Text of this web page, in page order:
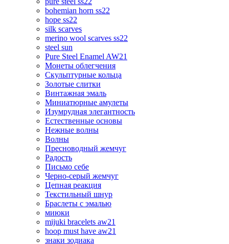
bohemian horn ss22
hope ss22
silk scarves
merino wool scarves ss22
steel sun
Pure Steel Enamel AW21
Монеты облегчения
Скульптурные кольца
Золотые слитки
Винтажная эмаль
Миниатюрные амулеты
Изумрудная элегантность
Естественные основы
Нежные волны
Волны
Пресноводный жемчуг
Радость
Письмо себе
Черно-серый жемчуг
Цепная реакция
Текстильный шнур
Браслеты с эмалью
миюки
mijuki bracelets aw21
hoop must have aw21
знаки зодиака